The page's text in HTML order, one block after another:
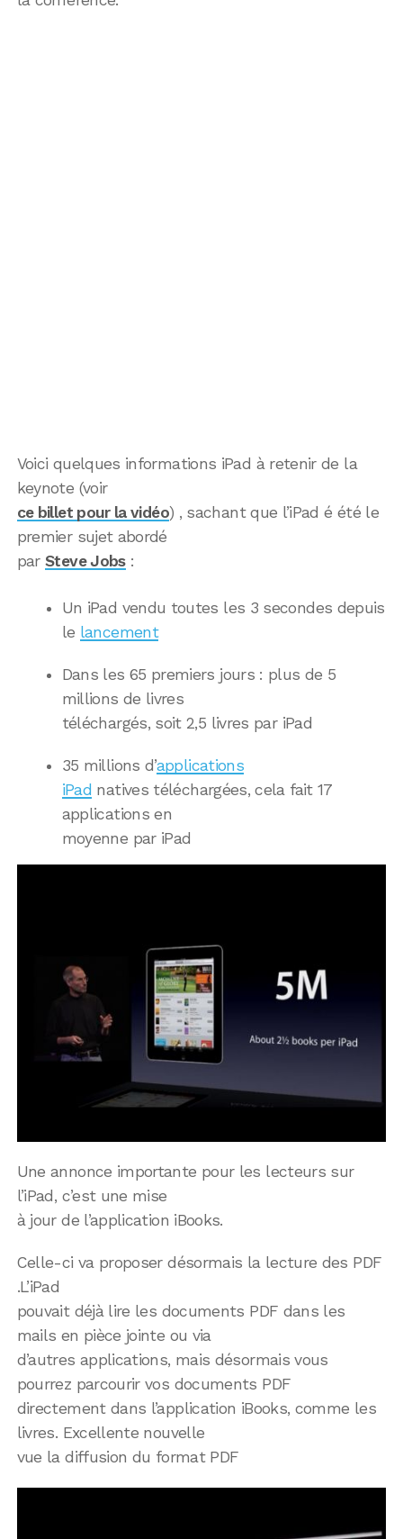
Voici quelques informations iPad à retenir de la
keynote (voir
ce billet pour la vidéo) , sachant que l’iPad é été le
premier sujet abordé
parSteve Jobs:
Un iPad vendu toutes les 3 secondes depuis
le lancement
Dans les 65 premiers jours : plus de 5
millions de livres
téléchargés, soit 2,5 livres par iPad
35 millions d’applications
iPad natives téléchargées, cela fait 17
applications en
moyenne par iPad
Une annonce importante pour les lecteurs sur
l’iPad, c’est une mise
à jour de l’application iBooks.
Celle-ci va proposer désormais la lecture des PDF
.L’iPad
pouvait déjà lire les documents PDF dans les
mails en pièce jointe ou via
d’autres applications, mais désormais vous
pourrez parcourir vos documents PDF
directement dans l’application iBooks, comme les
livres. Excellente nouvelle
vue la diffusion du format PDF